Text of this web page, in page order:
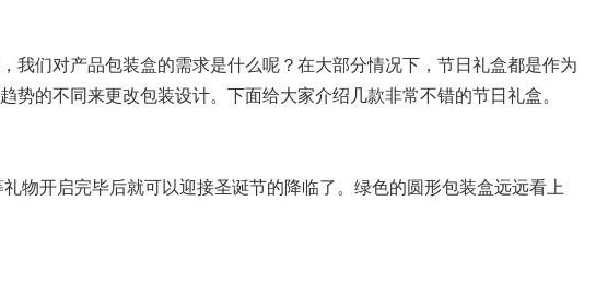
们对产品包装盒的需求是什么呢？在大部分情况下，节日礼盒都是作为
的不同来更改包装设计。下面给大家介绍几款非常不错的节日礼盒。
物开启完毕后就可以迎接圣诞节的降临了。绿色的圆形包装盒远远看上